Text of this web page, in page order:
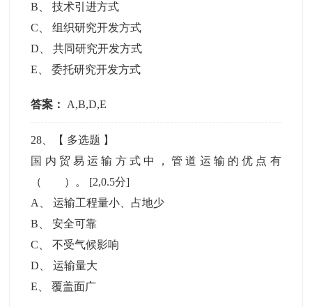
B 、技术引进方式
C 、组织研究开发方式
D 、共同研究开发方式
E 、委托研究开发方式
答案： A,B,D,E
28 、【 多选题 】
国内贸易运输方式中，管道运输的优点有
（ ）。 [2,0.5分]
A
、运输工程量小、占地少
B 、安全可靠
C 、不受气候影响
D 、运输量大
E 、覆盖面广